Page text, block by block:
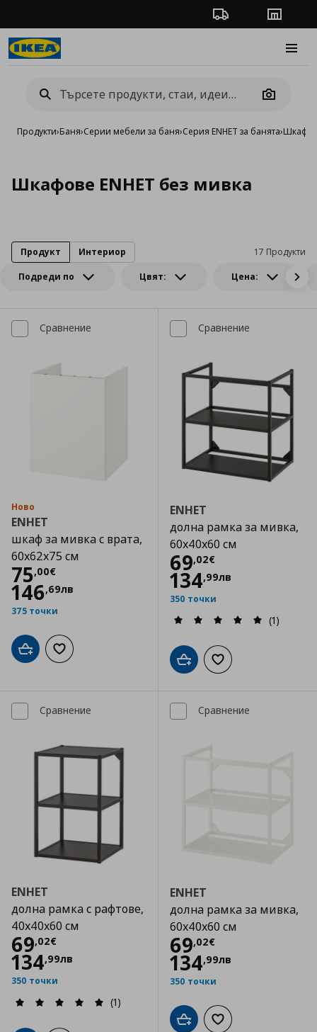
Проследяване на
Camera
Продукти›Баня›Серии мебели за баня›Серия ENHET за банята›
Шкафове ENHET без мивка
Подреди по Цвят: Цена:
17 Продукти
Продукт Интериор
Сравнение
Ново
ENHET
шкаф за мивка с врата,
60x62x75 см
75,00€
Цена
146,69лв
375 точки
Добави в кошницата
Добави към списъка с любими
Сравнение
ENHET
долна рамка за мивка,
60x40x60 см
69,02€
Цена
134,99лв
350 точки
(1)
Добави в кошницата
Добави към
Сравнение
ENHET
долна рамка с рафтове,
40x40x60 см
69,02€
Цена
134,99лв
350 точки
(1)
Сравнение
ENHET
долна рамка за мивка,
60x40x60 см
69,02€
Цена
134,99лв
350 точки
Добави в кошницата
Добави към